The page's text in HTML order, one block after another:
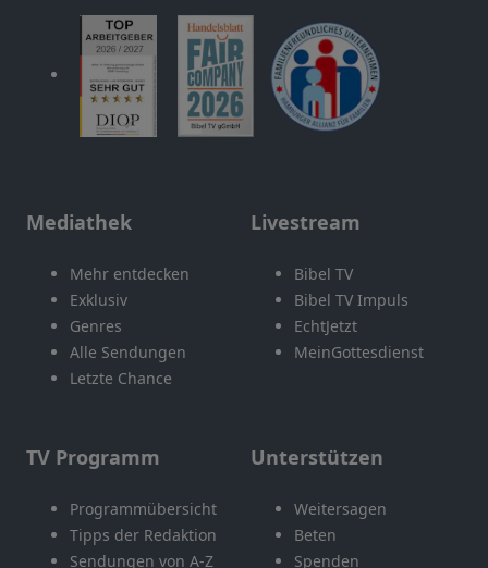
Mediathek
Mehr entdecken
Exklusiv
Genres
Alle Sendungen
Letzte Chance
Livestream
Bibel TV
Bibel TV Impuls
EchtJetzt
MeinGottesdienst
TV Programm
Programmübersicht
Tipps der Redaktion
Sendungen von A-Z
Unterstützen
Weitersagen
Beten
Spenden